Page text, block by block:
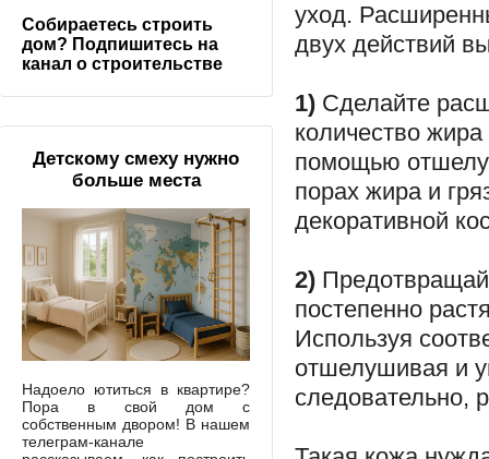
уход.
двух действий
1) Сделайте
количество
помощью
порах жира и
декоративной
2)
постепенно
Используя
отшелушивая и
следовательно,
Собираетесь строить
дом? Подпишитесь на
канал о строительстве
Детскому смеху нужно
больше места
Надоело ютиться в квартире?
Пора в свой дом с
собственным двором! В нашем
телеграм-канале